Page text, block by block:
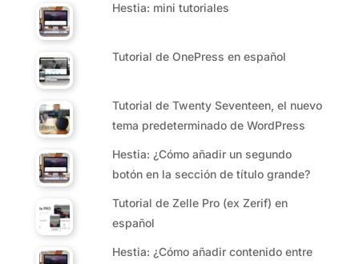
Hestia: mini tutoriales
Tutorial de OnePress en español
Tutorial de Twenty Seventeen, el nuevo
tema predeterminado de WordPress
Hestia: ¿Cómo añadir un segundo
botón en la sección de título grande?
Tutorial de Zelle Pro (ex Zerif) en
español
Hestia: ¿Cómo añadir contenido entre